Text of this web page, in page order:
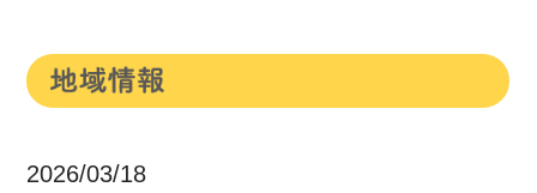
2026/03/18